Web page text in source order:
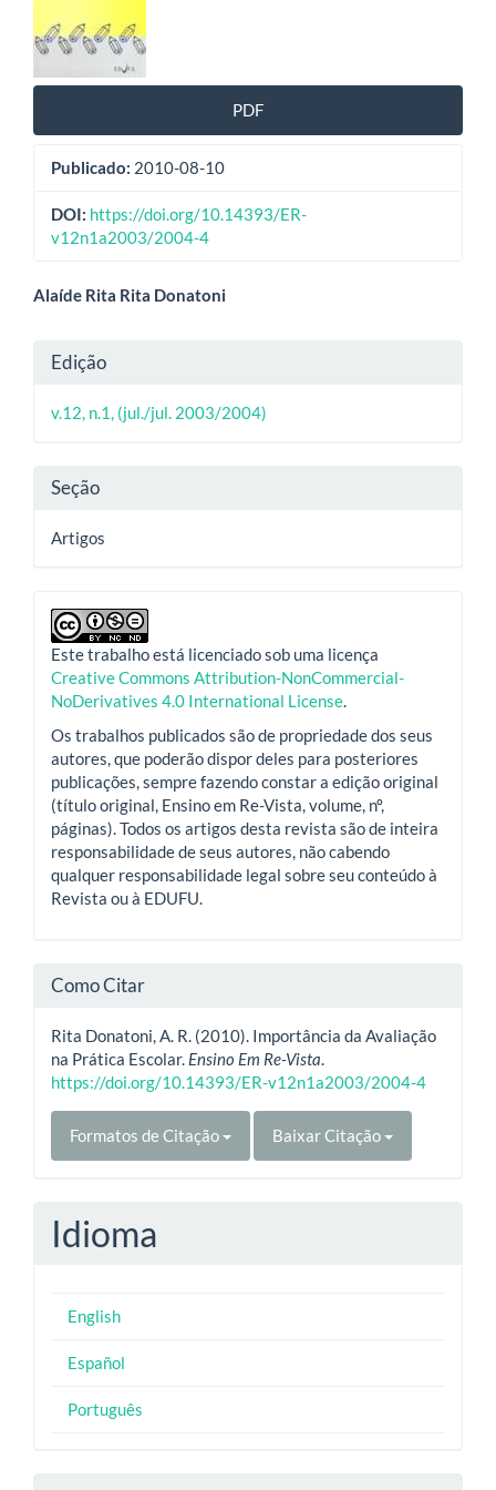
de
artigos
PDF
Publicado: 2010-08-10
DOI: https://doi.org/10.14393/ER-
v12n1a2003/2004-4
Conteúdo
artigo
principal
Alaíde Rita Rita Donatoni
Detalhes
do
artigo
Edição
v.12, n.1, (jul./jul. 2003/2004)
Seção
Artigos
Este trabalho está licenciado sob uma licença
Creative Commons Attribution-NonCommercial-
NoDerivatives 4.0 International License
Os trabalhos publicados são de propriedade dos seus
autores, que poderão dispor deles para posteriores
publicações, sempre fazendo constar a edição original
(título original, Ensino em Re-Vista, volume, nº,
páginas). Todos os artigos desta revista são de inteira
responsabilidade de seus autores, não cabendo
qualquer responsabilidade legal sobre seu conteúdo à
Revista ou à EDUFU.
Como Citar
Rita Donatoni, A. R. (2010). Importância da Avaliação
na Prática Escolar. Ensino Em Re-Vista
https://doi.org/10.14393/ER-v12n1a2003/2004-4
Formatos de Citação Baixar Citação
Idioma
English
Español
Português